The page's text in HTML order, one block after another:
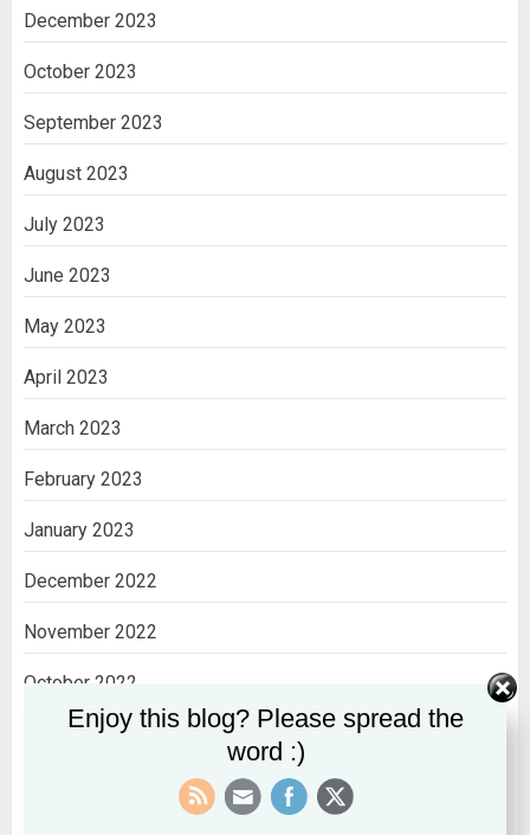
December 2023
October 2023
September 2023
August 2023
July 2023
June 2023
May 2023
April 2023
March 2023
February 2023
January 2023
December 2022
November 2022
October 2022
September 2022
Enjoy this blog? Please spread the
word :)